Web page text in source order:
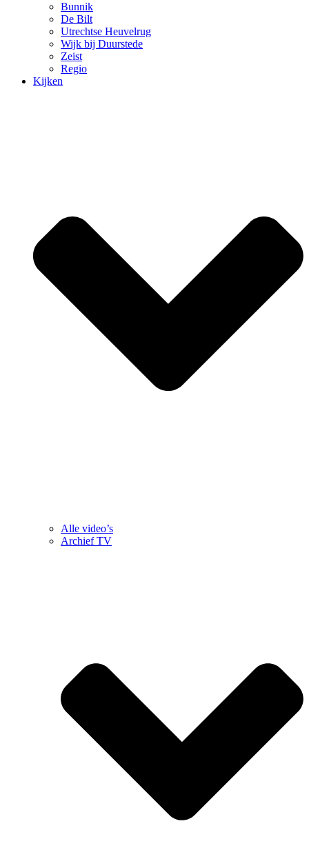
Bunnik
De Bilt
Utrechtse Heuvelrug
Wijk bij Duurstede
Zeist
Regio
Kijken
Alle video’s
Archief TV